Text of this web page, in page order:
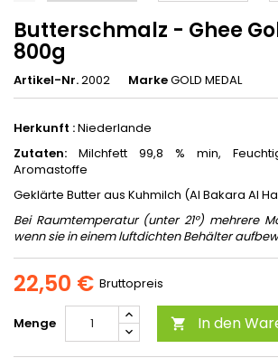
Butterschmalz - Ghee
800g
Artikel-Nr.2002 MarkeGOLD MEDAL
Herkunft :Niederlande
Zutaten: Milchfett 99,8 % min,
Aromastoffe
Geklärte Butter aus Kuhmilch (Al Bakara Al
Bei Raumtemperatur (unter 21°) mehrere
wenn sie in einem luftdichten Behälter
22,50 € Bruttopreis
Menge  In den